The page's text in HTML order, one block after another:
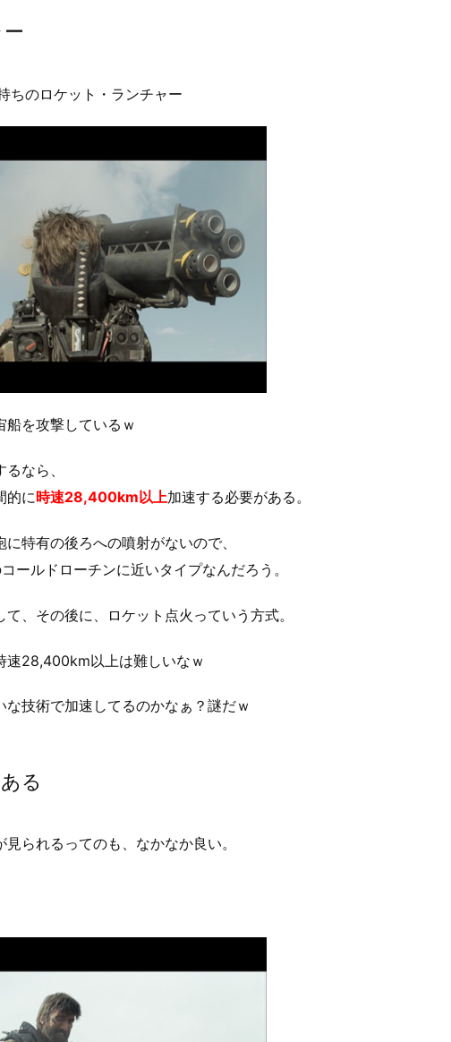
ちのロケット・ランチャー
を攻撃しているｗ
なら、
的に時速28,400km以上加速する必要がある。
特有の後ろへの噴射がないので、
ールドローチンに近いタイプなんだろう。
、その後に、ロケット点火っていう方式。
速28,400km以上は難しいなｗ
技術で加速してるのかなぁ？謎だｗ
る
見られるってのも、なかなか良い。